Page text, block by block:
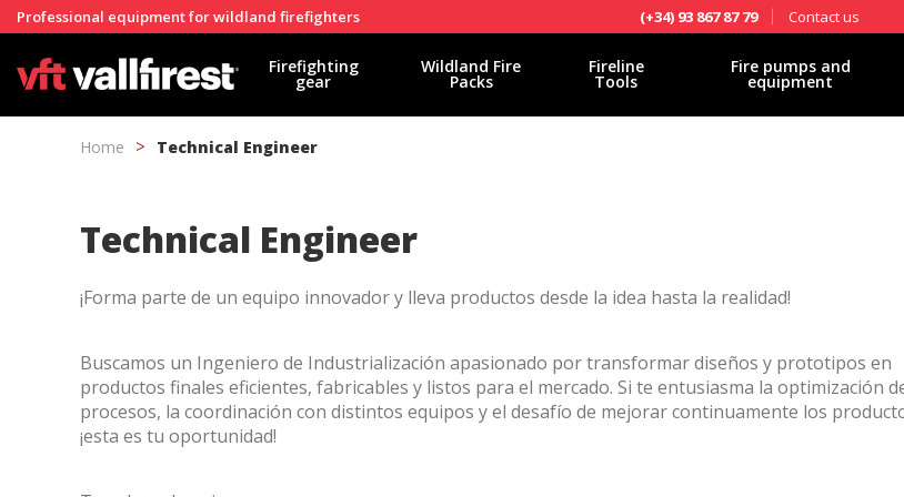
Professional equipment for wildland firefighters (+34) 93 867 87 79 Contact us
Firefighting
gear
Wildland Fire
Packs
Fireline
Tools
Fire pumps and
equipment
Home Technical Engineer
Technical Engineer
¡Forma parte de un equipo innovador y lleva productos desde la idea hasta la realidad!
Buscamos un Ingeniero de Industrialización apasionado por transformar diseños y prototipos en
productos finales eficientes, fabricables y listos para el mercado. Si te entusiasma la optimización
procesos, la coordinación con distintos equipos y el desafío de mejorar continuamente los
¡esta es tu oportunidad!